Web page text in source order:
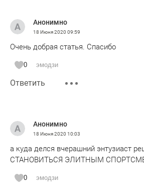
Анонимно
18 Июня 2020 09:59
Очень добрая статья. Спасибо
0 эмодзи
Ответить
Анонимно
18 Июня 2020 10:03
а куда делся вчерашний энтузиаст
СТАНОВИТЬСЯ ЭЛИТНЫМ
0 эмодзи